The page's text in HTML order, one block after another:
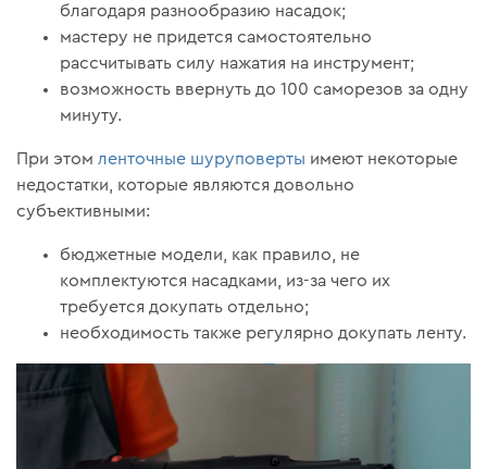
благодаря разнообразию насадок;
мастеру не придется самостоятельно
рассчитывать силу нажатия на инструмент;
возможность ввернуть до 100 саморезов за одну
минуту.
При этом ленточные шуруповерты имеют некоторые
недостатки, которые являются довольно
субъективными:
бюджетные модели, как правило, не
комплектуются насадками, из-за чего их
требуется докупать отдельно;
необходимость также регулярно докупать ленту.